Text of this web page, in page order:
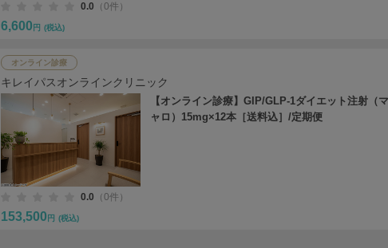
0.0 （0件）
6,600 円 (税込)
オンライン診療
キレイパスオンラインクリニック
【オンライン診療】GIP/GLP-1ダイエット注射（
ャロ）15mg×12本［送料込］/定期便
0.0 （0件）
153,500 円 (税込)